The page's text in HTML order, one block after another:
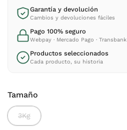
Garantía y devolución
Cambios y devoluciones fáciles
Pago 100% seguro
Webpay · Mercado Pago · Transbank
Productos seleccionados
Cada producto, su historia
Tamaño
3Kg